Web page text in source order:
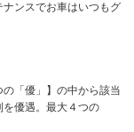
ンスでお車はいつもグ
「優」】の中から該当
を優遇。最大４つの